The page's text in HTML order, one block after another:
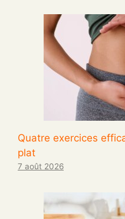
Quatre exercices
plat
7 août 2026